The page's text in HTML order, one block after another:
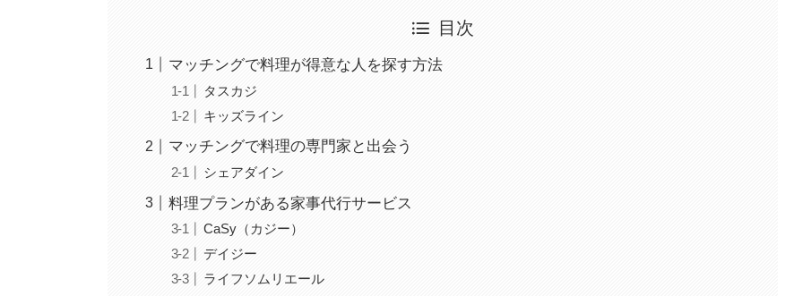
目次
マッチングで料理が得意な人を探す方法
タスカジ
キッズライン
マッチングで料理の専門家と出会う
シェアダイン
料理プランがある家事代行サービス
CaSy（カジー）
デイジー
ライフソムリエール